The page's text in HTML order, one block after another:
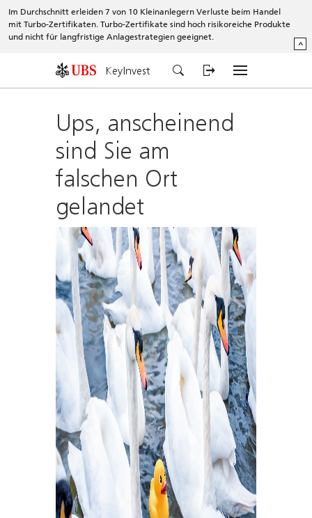
Im Durchschnitt erleiden 7 von 10 Kleinanlegern Verluste beim Handel
mit Turbo-Zertifikaten. Turbo-Zertifikate sind hoch risikoreiche Produkte
und nicht für langfristige Anlagestrategien geeignet.
^
KeyInvest
Ups, anscheinend
sind Sie am
falschen Ort
gelandet